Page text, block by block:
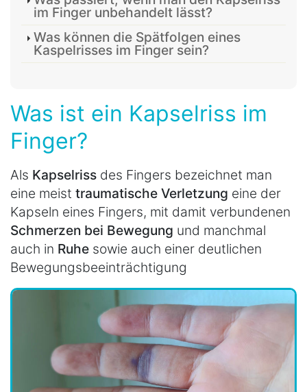
im Finger unbehandelt lässt?
Was können die Spätfolgen eines
Kaspelrisses im Finger sein?
Was ist ein Kapselriss im
Finger?
Als Kapselriss des Fingers bezeichnet man
eine meist traumatische Verletzung eine der
Kapseln eines Fingers, mit damit verbundenen
Schmerzen bei Bewegung und manchmal
auch in Ruhe sowie auch einer deutlichen
Bewegungsbeeinträchtigung